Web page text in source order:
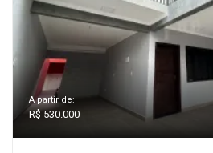
A partir de:
R$ 530.000